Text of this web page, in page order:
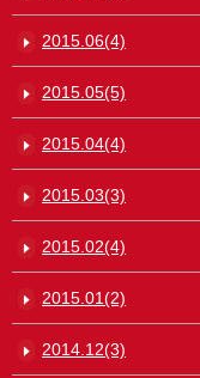
2015.06(4)
2015.05(5)
2015.04(4)
2015.03(3)
2015.02(4)
2015.01(2)
2014.12(3)